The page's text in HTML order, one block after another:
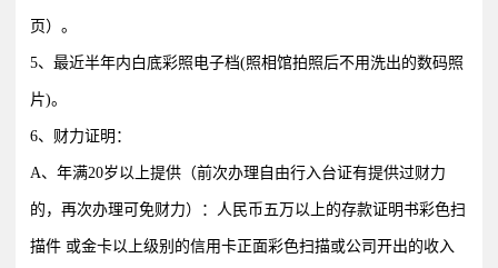
页）。
5、最近半年内白底彩照电子档(照相馆拍照后不用洗出的数码照
片)。
6、财力证明：
A、年满20岁以上提供（前次办理自由行入台证有提供过财力
的，再次办理可免财力）：人民币五万以上的存款证明书彩色扫
描件 或金卡以上级别的信用卡正面彩色扫描或公司开出的收入